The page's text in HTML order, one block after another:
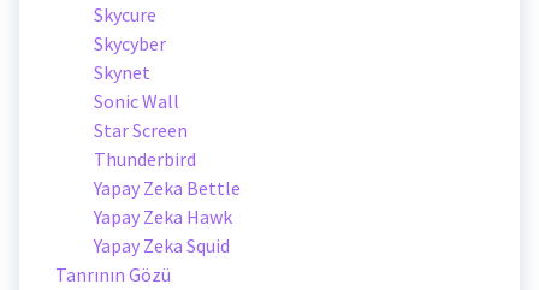
Skycure
Skycyber
Skynet
Sonic Wall
Star Screen
Thunderbird
Yapay Zeka Bettle
Yapay Zeka Hawk
Yapay Zeka Squid
Tanrının Gözü